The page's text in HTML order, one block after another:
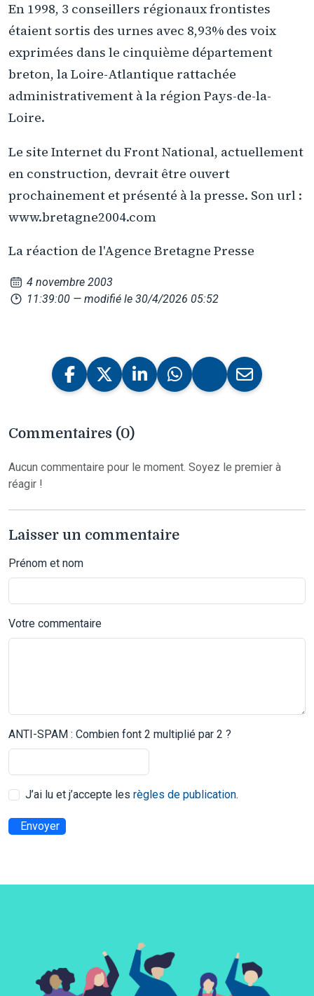
En 1998, 3 conseillers régionaux frontistes
étaient sortis des urnes avec 8,93% des voix
exprimées dans le cinquième département
breton, la Loire-Atlantique rattachée
administrativement à la région Pays-de-la-
Loire.
Le site Internet du Front National, actuellement
en construction, devrait être ouvert
prochainement et présenté à la presse. Son url :
www.bretagne2004.com
La réaction de l'Agence Bretagne Presse
4 novembre 2003
11:39:00 — modifié le 30/4/2026 05:52
Commentaires (0)
Aucun commentaire pour le moment. Soyez le premier à
réagir !
Laisser un commentaire
Prénom et nom
Votre commentaire
ANTI-SPAM : Combien font 2 multiplié par 2 ?
J’ai lu et j’accepte les règles de publication.
Envoyer